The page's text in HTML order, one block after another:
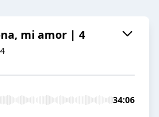
mi amor | 4
34:06